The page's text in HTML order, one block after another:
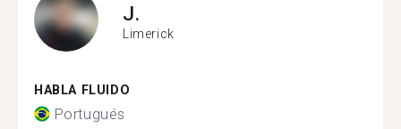
J.
Limerick
HABLA FLUIDO
Portugués